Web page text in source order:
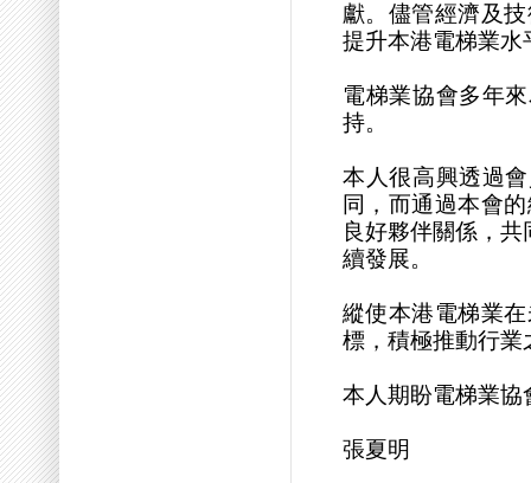
獻。儘管經濟及
提升本港電梯業水
電梯業協會多年
持。
本人很高興透過
同，而通過本會
良好夥伴關係，
續發展。
縱使本港電梯業
標，積極推動行業
本人期盼電梯業協
張夏明